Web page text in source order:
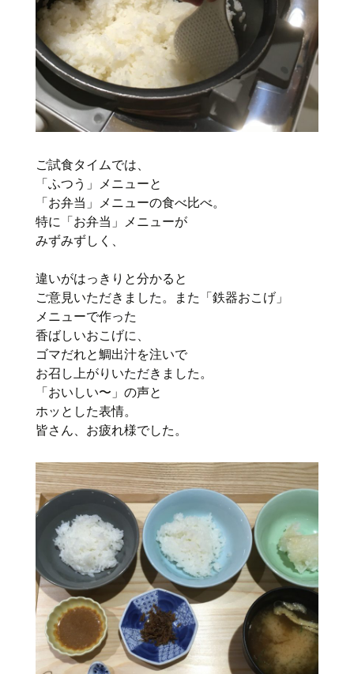
ご試食タイムでは、
「ふつう」メニューと
「お弁当」メニューの食べ比べ。
特に「お弁当」メニューが
みずみずしく、
違いがはっきりと分かると
ご意見いただきました。また「鉄器おこげ」
メニューで作った
香ばしいおこげに、
ゴマだれと鯛出汁を注いで
お召し上がりいただきました。
「おいしい〜」の声と
ホッとした表情。
皆さん、お疲れ様でした。